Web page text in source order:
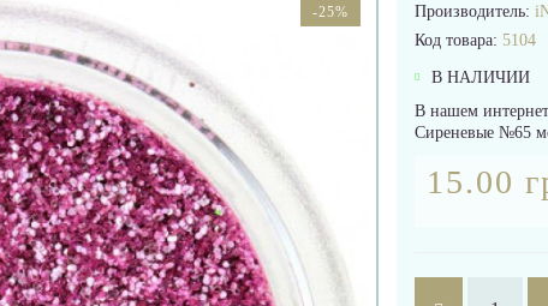
-25% Производитель:
Код товара: 5104
В НАЛИЧИИ
В нашем
Сиреневые №65
15.00